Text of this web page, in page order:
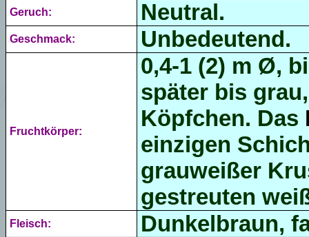
Geruch: Neutral.
Geschmack: Unbedeutend.
Fruchtkörper:
0,4-1 (2) m Ø,
später bis
Köpfchen. Das
einzigen
grauweißer
gestreuten
Fleisch: Dunkelbraun,